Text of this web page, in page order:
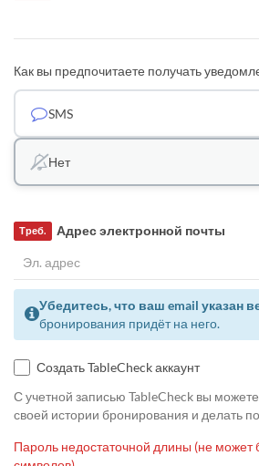
Как вы предпочитаете получать
SMS
Нет
Адрес электронной почты
Треб.
Убедитесь, что ваш email указан
бронирования придёт на него.
Создать TableCheck аккаунт
С учетной записью TableCheck вы можете
своей истории бронирования и делать
Пароль недостаточной длины (не